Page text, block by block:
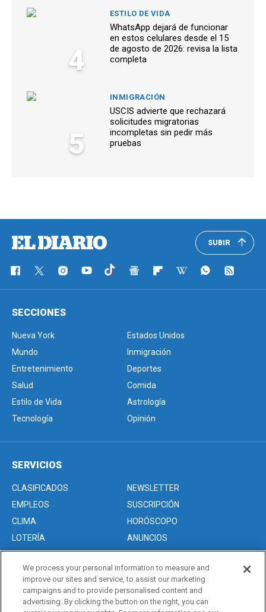
4
ESTILO DE VIDA
WhatsApp dejará de funcionar
en estos celulares desde el 15
de agosto de 2026: revisa la lista
completa
5
INMIGRACIÓN
USCIS advierte que rechazará
solicitudes migratorias
incompletas sin pedir más
pruebas
SUBIR
SECCIONES
Nueva York
Estados Unidos
Mundo
Inmigración
Entretenimiento
Deportes
Salud
Comida
Estilo de Vida
Astrología
Tecnología
Opinión
SERVICIOS
CLASIFICADOS
NEWSLETTER
EMPLEOS
SUSCRIPCIÓN
CLIMA
HORÓSCOPO
LOTERÍA
ANUNCIOS
Acerca de nosotros
Advertise with Us/Anuncios
We process your personal information to measure and
improve our sites and service, to assist our marketing
campaigns and to provide personalised content and
advertising. By clicking the button on the right, you can